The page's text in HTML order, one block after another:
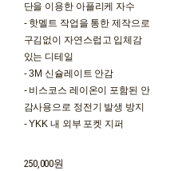
단을 이용한 아플리케 자수
- 핫멜트 작업을 통한 제작으로
구김없이 자연스럽고 입체감
있는 디테일
- 3M 신슐레이트 안감
- 비스코스 레이온이 포함된 안
감사용으로 정전기 발생 방지
- YKK 내 외부 포켓 지퍼
250,000원